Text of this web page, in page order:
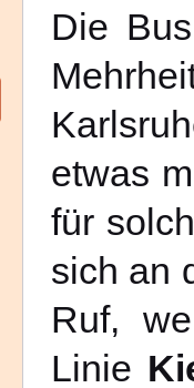
Die
etwas
für
sich an
Ruf,
Linie